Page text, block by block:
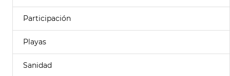
Participación
Playas
Sanidad